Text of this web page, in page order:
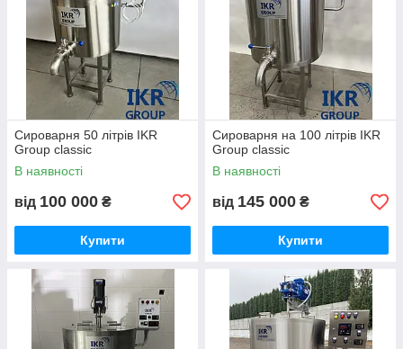
Сироварня 50 літрів IKR
Group classic
В наявності
від 100 000 ₴
Купити
Сироварня на 100 літрів IKR
Group classic
В наявності
від 145 000 ₴
Купити